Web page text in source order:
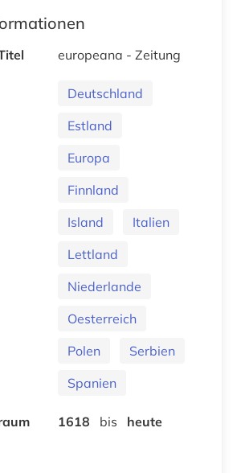
europeana - Zeitung
Deutschland
Estland
Europa
Finnland
Island
Italien
Lettland
Niederlande
Oesterreich
Polen
Serbien
Spanien
1618 bis heute